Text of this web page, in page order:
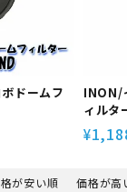
ドームフ
INON/
ィルタ
¥
が安い順 価格が高